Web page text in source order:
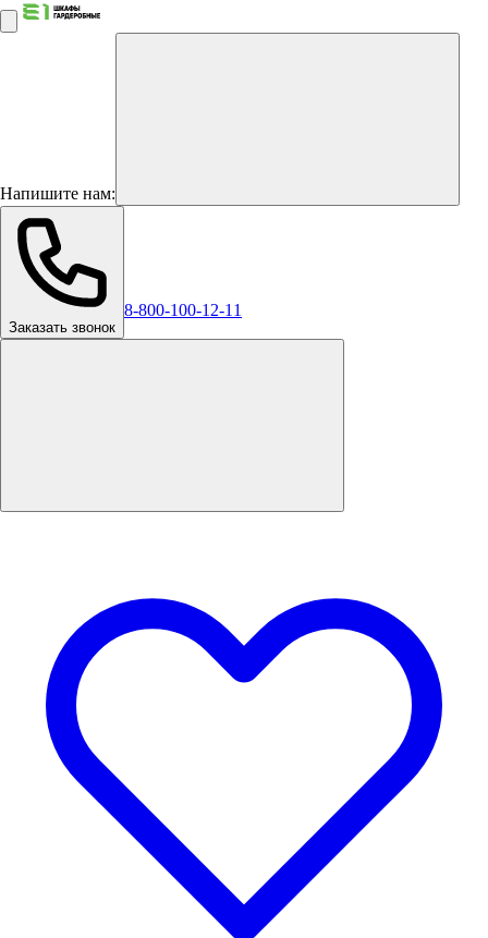
Напишите нам:
Заказать звонок
8-800-100-12-11